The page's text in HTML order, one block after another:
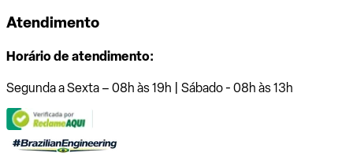
Atendimento
Horário de atendimento:
Segunda a Sexta – 08h às 19h | Sábado - 08h às 13h